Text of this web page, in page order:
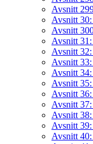
Avsnitt
Avsnitt
Avsnitt
Avsnitt
Avsnitt
Avsnitt
Avsnitt
Avsnitt
Avsnitt
Avsnitt
Avsnitt
Avsnitt
Avsnitt